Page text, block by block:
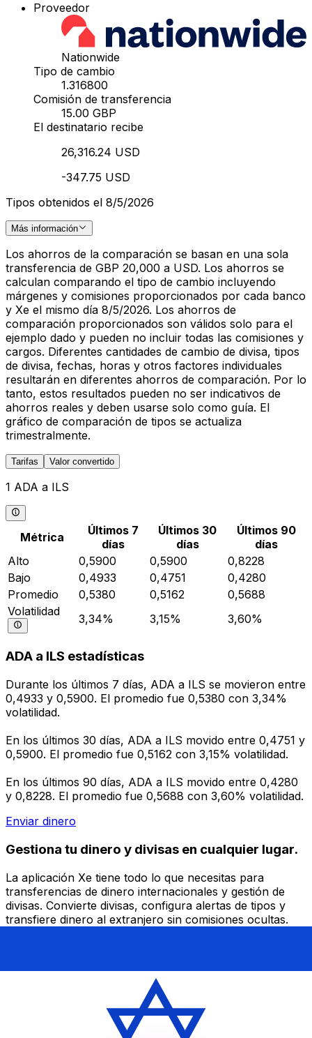
Proveedor
Nationwide
Tipo de cambio
1.316800
Comisión de transferencia
15.00 GBP
El destinatario recibe
26,316.24 USD
-347.75 USD
Tipos obtenidos el 8/5/2026
Más información
Los ahorros de la comparación se basan en una sola
transferencia de GBP 20,000 a USD. Los ahorros se
calculan comparando el tipo de cambio incluyendo
márgenes y comisiones proporcionados por cada banco
y Xe el mismo día 8/5/2026. Los ahorros de
comparación proporcionados son válidos solo para el
ejemplo dado y pueden no incluir todas las comisiones y
cargos. Diferentes cantidades de cambio de divisa, tipos
de divisa, fechas, horas y otros factores individuales
resultarán en diferentes ahorros de comparación. Por lo
tanto, estos resultados pueden no ser indicativos de
ahorros reales y deben usarse solo como guía. El
gráfico de comparación de tipos se actualiza
trimestralmente.
Tarifas Valor convertido
1 ADA a ILS
Métrica
Últimos 7
días
Últimos 30
días
Últimos 90
días
Alto
0,5900 0,5900
0,8228
Bajo
0,4933 0,4751
0,4280
Promedio
0,5380 0,5162
0,5688
Volatilidad
3,34% 3,15% 3,60%
ADA a ILS estadísticas
Durante los últimos 7 días, ADA a ILS se movieron entre
0,4933 y 0,5900. El promedio fue 0,5380 con 3,34%
volatilidad.
En los últimos 30 días, ADA a ILS movido entre 0,4751 y
0,5900. El promedio fue 0,5162 con 3,15% volatilidad.
En los últimos 90 días, ADA a ILS movido entre 0,4280
y 0,8228. El promedio fue 0,5688 con 3,60% volatilidad.
Enviar dinero
Gestiona tu dinero y divisas en cualquier lugar.
La aplicación Xe tiene todo lo que necesitas para
transferencias de dinero internacionales y gestión de
divisas. Convierte divisas, configura alertas de tipos y
transfiere dinero al extranjero sin comisiones ocultas.